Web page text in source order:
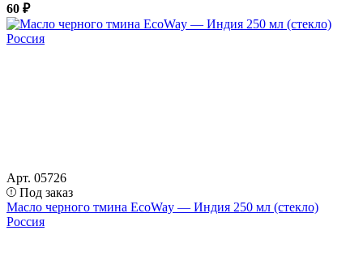
60 ₽
Арт. 05726
Под заказ
Масло черного тмина EcoWay — Индия 250 мл (стекло)
Россия